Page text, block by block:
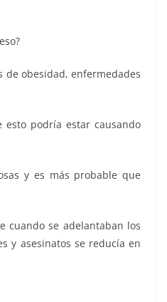
de obesidad, enfermedades
esto podría estar causando
y es más probable que
cuando se adelantaban los
y asesinatos se reducía en